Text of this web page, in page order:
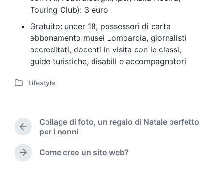
Touring Club): 3 euro
Gratuito: under 18, possessori di carta
abbonamento musei Lombardia, giornalisti
accreditati, docenti in visita con le classi,
guide turistiche, disabili e accompagnatori
P
e
i
n
Lifestyle
P
e
v
Collage di foto, un regalo di Natale perfetto
per i nonni
N
Come creo un sito web?